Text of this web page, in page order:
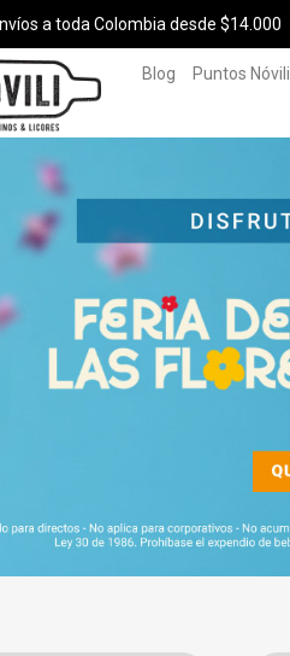
a toda Colombia desde $14.000
Blog Puntos Nóvili